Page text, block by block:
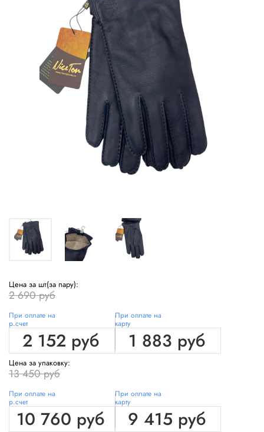
Цена за шт(за пару):
2 690 руб
При оплате на
р.счет
2 152 руб
При оплате на
карту
1 883 руб
Цена за упаковку:
13 450 руб
При оплате на
р.счет
10 760 руб
При оплате на
карту
9 415 руб